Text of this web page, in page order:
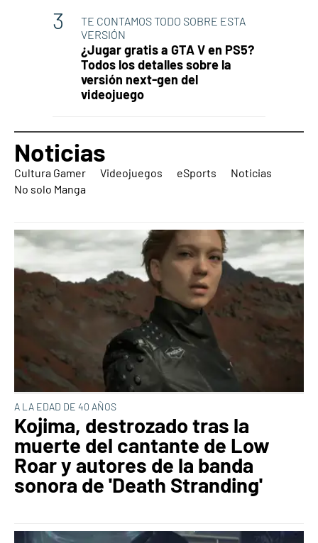
TE CONTAMOS TODO SOBRE ESTA
VERSIÓN
¿Jugar gratis a GTA V en PS5?
Todos los detalles sobre la
versión next-gen del
videojuego
Noticias
Cultura Gamer Videojuegos eSports
Noticias
No solo Manga
A LA EDAD DE 40 AÑOS
Kojima, destrozado tras la
muerte del cantante de Low
Roar y autores de la banda
sonora de 'Death Stranding'